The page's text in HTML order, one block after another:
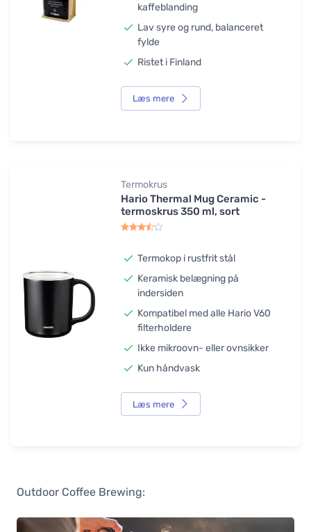
kaffeblanding
Lav syre og rund, balanceret
fylde
Ristet i Finland
Læs mere
Termokrus
Hario Thermal Mug Ceramic -
termoskrus 350 ml, sort
Termokop i rustfrit stål
Keramisk belægning på
indersiden
Kompatibel med alle Hario V60
filterholdere
Ikke mikroovn- eller ovnsikker
Kun håndvask
Læs mere
Outdoor Coffee Brewing: